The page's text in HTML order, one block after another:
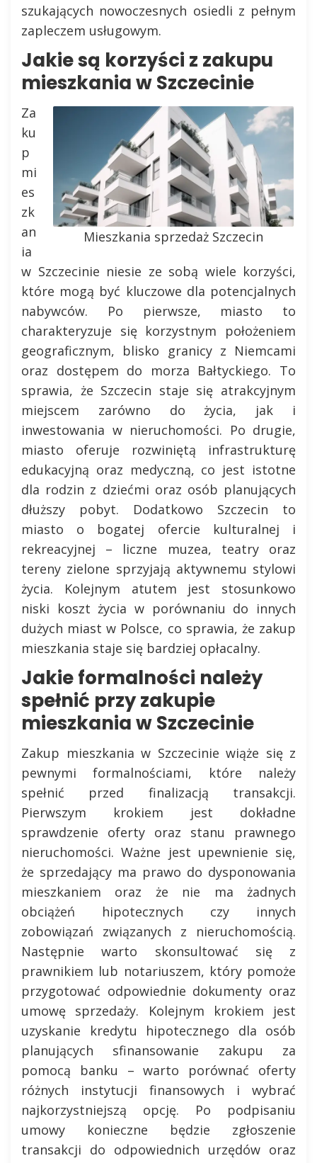
szukających nowoczesnych osiedli z pełnym
zapleczem usługowym.
Jakie są korzyści z zakupu
mieszkania w Szczecinie
Mieszkania sprzedaż Szczecin
Za
ku
p
mi
es
zk
an
ia
w Szczecinie niesie ze sobą wiele korzyści,
które mogą być kluczowe dla potencjalnych
nabywców. Po pierwsze, miasto to
charakteryzuje się korzystnym położeniem
geograficznym, blisko granicy z Niemcami
oraz dostępem do morza Bałtyckiego. To
sprawia, że Szczecin staje się atrakcyjnym
miejscem zarówno do życia, jak i
inwestowania w nieruchomości. Po drugie,
miasto oferuje rozwiniętą infrastrukturę
edukacyjną oraz medyczną, co jest istotne
dla rodzin z dziećmi oraz osób planujących
dłuższy pobyt. Dodatkowo Szczecin to
miasto o bogatej ofercie kulturalnej i
rekreacyjnej – liczne muzea, teatry oraz
tereny zielone sprzyjają aktywnemu stylowi
życia. Kolejnym atutem jest stosunkowo
niski koszt życia w porównaniu do innych
dużych miast w Polsce, co sprawia, że zakup
mieszkania staje się bardziej opłacalny.
Jakie formalności należy
spełnić przy zakupie
mieszkania w Szczecinie
Zakup mieszkania w Szczecinie wiąże się z
pewnymi formalnościami, które należy
spełnić przed finalizacją transakcji.
Pierwszym krokiem jest dokładne
sprawdzenie oferty oraz stanu prawnego
nieruchomości. Ważne jest upewnienie się,
że sprzedający ma prawo do dysponowania
mieszkaniem oraz że nie ma żadnych
obciążeń hipotecznych czy innych
zobowiązań związanych z nieruchomością.
Następnie warto skonsultować się z
prawnikiem lub notariuszem, który pomoże
przygotować odpowiednie dokumenty oraz
umowę sprzedaży. Kolejnym krokiem jest
uzyskanie kredytu hipotecznego dla osób
planujących sfinansowanie zakupu za
pomocą banku – warto porównać oferty
różnych instytucji finansowych i wybrać
najkorzystniejszą opcję. Po podpisaniu
umowy konieczne będzie zgłoszenie
transakcji do odpowiednich urzędów oraz